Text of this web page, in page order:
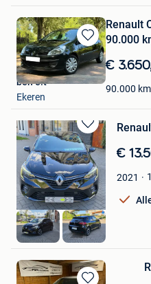
Bewaren
in
Mijn
Favorieten
Renault
90.000
€
90.000 km
ben e.t
Ekeren
Bewaren
in
Mijn
Favorieten
€
2021
Z-Motors
Hoboken